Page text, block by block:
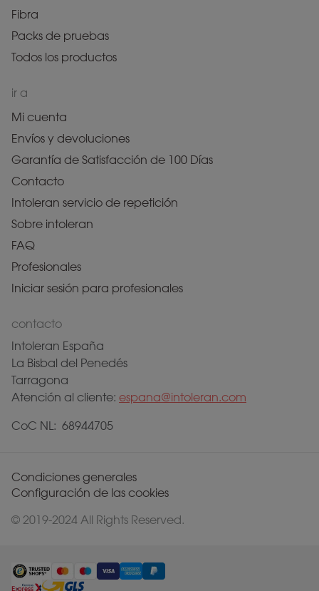
Fibra
Packs de pruebas
Todos los productos
ir a
Mi cuenta
Envíos y devoluciones
Garantía de Satisfacción de 100 Días
Contacto
Intoleran servicio de repetición
Sobre intoleran
FAQ
Profesionales
Iniciar sesión para profesionales
contacto
Intoleran España
La Bisbal del Penedés
Tarragona
Atención al cliente: espana@intoleran.com
CoC NL: 68944705
© 2019-2024 All Rights Reserved.
Condiciones generales
Configuración de las cookies